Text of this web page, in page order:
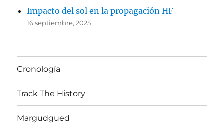
Impacto del sol en la propagación HF
16 septiembre, 2025
Cronología
Track The History
Margudgued